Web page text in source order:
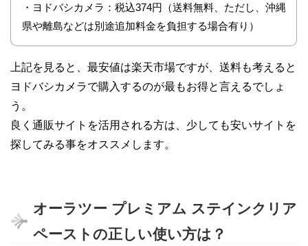
・ヨドバシカメラ：税込374円（送料無料、ただし、沖縄
県や離島などは別途追加料金を負担する場合有り）
上記を見ると、最安値は楽天市場ですが、送料も考えると
ヨドバシカメラで購入するのが最もお得と言えるでしょ
う。
良く通販サイトを活用される方は、少しても安いサイトを
探してみる事をオススメします。
オーラツー プレミアム ステインクリア
ペーストの正しい使い方は？